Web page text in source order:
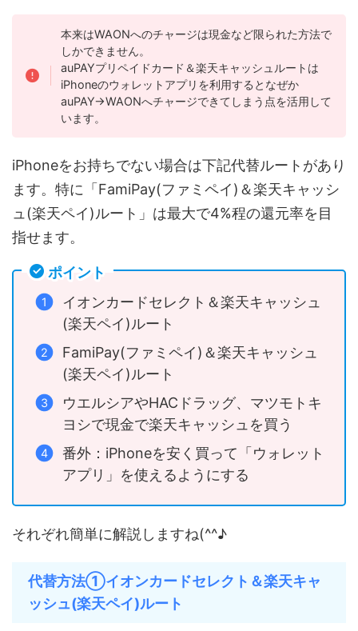
本来はWAONへのチャージは現金など限られた方法で
しかできません。
auPAYプリペイドカード＆楽天キャッシュルートは
iPhoneのウォレットアプリを利用するとなぜか
auPAY→WAONへチャージできてしまう点を活用して
います。
iPhoneをお持ちでない場合は下記代替ルートがあり
ます。特に「FamiPay(ファミペイ)＆楽天キャッシ
ュ(楽天ペイ)ルート」は最大で4%程の還元率を目
指せます。
ポイント
イオンカードセレクト＆楽天キャッシュ
(楽天ペイ)ルート
FamiPay(ファミペイ)＆楽天キャッシュ
(楽天ペイ)ルート
ウエルシアやHACドラッグ、マツモトキ
ヨシで現金で楽天キャッシュを買う
番外：iPhoneを安く買って「ウォレット
アプリ」を使えるようにする
それぞれ簡単に解説しますね(^^♪
代替方法①イオンカードセレクト＆楽天キャ
ッシュ(楽天ペイ)ルート